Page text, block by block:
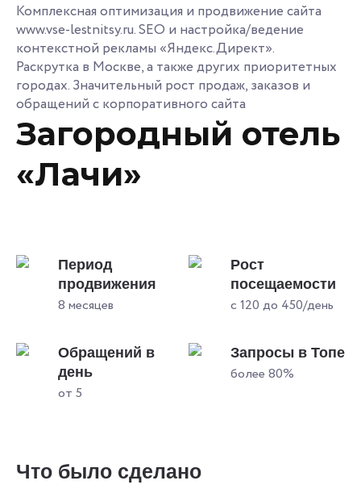
Комплексная оптимизация и продвижение сайта
www.vse-lestnitsy.ru. SEO и настройка/ведение
контекстной рекламы «Яндекс.Директ».
Раскрутка в Москве, а также других приоритетных
городах. Значительный рост продаж, заказов и
обращений с корпоративного сайта
Загородный отель
«Лачи»
Период
продвижения
8 месяцев
Рост
посещаемости
с 120 до 450/день
Обращений в
день
от 5
Запросы в Топе
более 80%
Что было сделано